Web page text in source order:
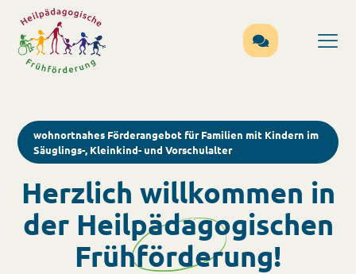
wohnortnahes Förderangebot für Familien mit Kindern im
Säuglings-, Kleinkind- und Vorschulalter
Herzlich willkommen in
der Heilpädagogischen
Frühförderung!